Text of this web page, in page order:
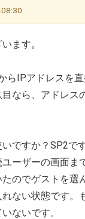
ます。
らIPアドレスを
なら、アドレス
ですか？SP2で
ーザーの画面ま
のでゲストを選
ない状態です。
ないです。